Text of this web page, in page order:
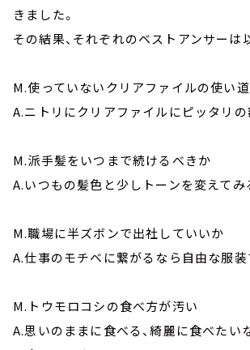
きました。
その結果、それぞれのベストアンサーは
M.使っていないクリアファイルの使い道
A.ニトリにクリアファイルにピッタリ
M.派手髪をいつまで続けるべきか
A.いつもの髪色と少しトーンを変えてみ
M.職場に半ズボンで出社していいか
A.仕事のモチベに繋がるなら自由な服装
M.トウモロコシの食べ方が汚い
A.思いのままに食べる、綺麗に食べたい